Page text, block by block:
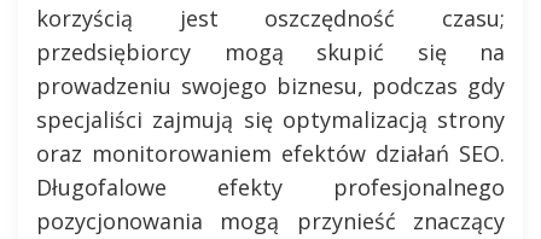
korzyścią jest oszczędność czasu;
przedsiębiorcy mogą skupić się na
prowadzeniu swojego biznesu, podczas gdy
specjaliści zajmują się optymalizacją strony
oraz monitorowaniem efektów działań SEO.
Długofalowe efekty profesjonalnego
pozycjonowania mogą przynieść znaczący